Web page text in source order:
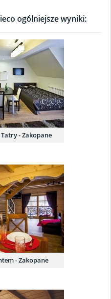
ogólniejsze wyniki:
- Zakopane
- Zakopane